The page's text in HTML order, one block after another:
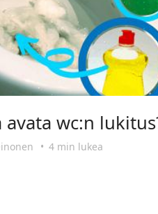
avata wc:n
• 4 min lukea